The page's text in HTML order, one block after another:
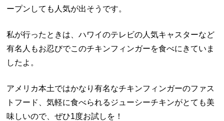
ープンしても人気が出そうです。
私が行ったときは、ハワイのテレビの人気キャスターなど
有名人もお忍びでこのチキンフィンガーを食べにきていま
したよ。
アメリカ本土ではかなり有名なチキンフィンガーのファス
トフード、気軽に食べられるジューシーチキンがとても美
味しいので、ぜひ1度お試しを！